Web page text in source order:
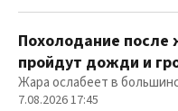
Похолодание
пройдут дожди и
Жара ослабеет в
7.08.2026 17:45